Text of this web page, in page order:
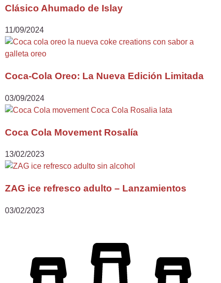
Clásico Ahumado de Islay
11/09/2024
Coca-Cola Oreo: La Nueva Edición Limitada
03/09/2024
Coca Cola Movement Rosalía
13/02/2023
ZAG ice refresco adulto – Lanzamientos
03/02/2023